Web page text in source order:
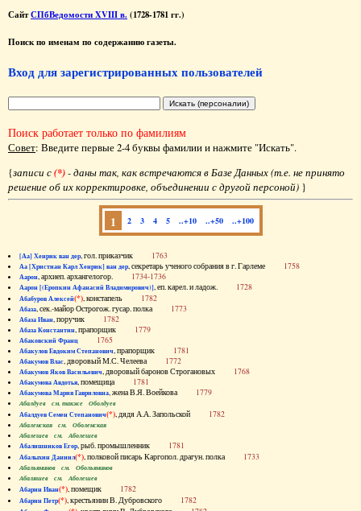
СайтСПбВедомости XVIII в. (1728-1781 гг.)
Поиск по именам по содержанию газеты.
Вход для зарегистрированных пользователей
Поиск работает только по фамилиям
Совет: Введите первые 2-4 буквы фамилии и нажмите "Искать".
{записи с(*)- даны так, как встречаются в Базе Данных (т.е. не принято
решение об их корректировке, объединении с другой персоной) }
1 2 3 4 5 ..+10 ..+50 ..+100
[Аа] Хенрик ван дер, гол. приказчик 1763
Аа [Христиан Карл Хенрик] ван дер, секретарь ученого собрания в г. Гарлеме 1758
Аарон, архиеп. архангелогор. 1734-1736
Аарон [(Еропкин Афанасий Владимирович)], еп. карел. и ладож. 1728
Абабуров Алексей(*), констапель 1782
Абаза, сек.-майор Острогож. гусар. полка 1773
Абаза Иван, поручик 1782
Абаза Константин, прапорщик 1779
Абаковский Франц 1765
Абакулов Евдоким Степанович, прапорщик 1781
Абакумов Влас, дворовый М.С. Челеева 1772
Абакумов Яков Васильевич, дворовый баронов Строгановых 1768
Абакумова Авдотья, помещица 1781
Абакумова Мария Гавриловна, жена В.Я. Воейкова 1779
Абалдуев см. также Оболдуев
Абалдуев Семен Степанович(*), дядя А.А. Запольской 1782
Абаленская см. Оболенская
Абалешев см. Аболешев
Абалишников Егор, рыб. промышленник 1781
Абалыхин Даниил(*), полковой писарь Каргопол. драгун. полка 1733
Абальянинов см. Обольянинов
Абаляшев см. Аболешев
Абарин Иван(*), помещик 1782
Абарин Петр(*), крестьянин В. Дубровского 1782